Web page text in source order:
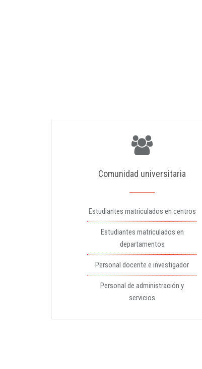
Comunidad universitaria
Estudiantes matriculados en centros
Estudiantes matriculados en
departamentos
Personal docente e investigador
Personal de administración y
servicios